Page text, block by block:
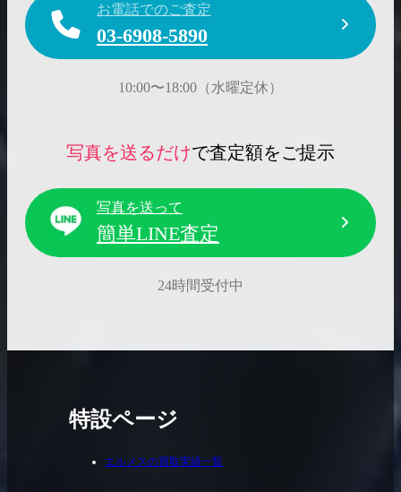
お電話でのご査定
03-6908-5890
10:00〜18:00（水曜定休）
写真を送るだけで査定額をご提示
写真を送って
簡単LINE査定
24時間受付中
特設ページ
エルメスの買取実績一覧